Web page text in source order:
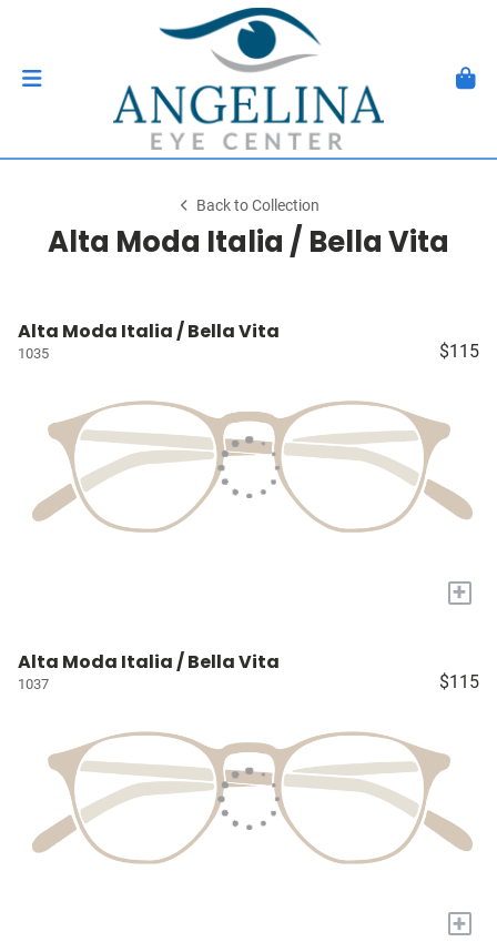
Back to Collection
Alta Moda Italia / Bella Vita
Alta Moda Italia / Bella Vita
1035 $115
+
Alta Moda Italia / Bella Vita
1037 $115
+